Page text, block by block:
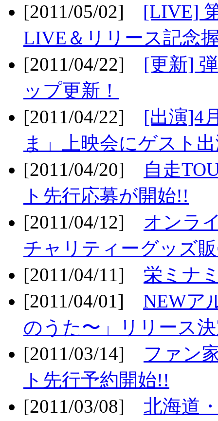
[2011/05/02] [LIVE]
LIVE＆リリース記念
[2011/04/22] [更新]
ップ更新！
[2011/04/22] [出演]4
ま」上映会にゲスト
[2011/04/20]
自走
ト先行応募が開始!!
[2011/04/12] オンラ
チャリティーグッズ
[2011/04/11] 栄ミナ
[2011/04/01] NEWア
のうた〜」リリース
[2011/03/14] ファン
ト先行予約開始!!
[2011/03/08] 北海道